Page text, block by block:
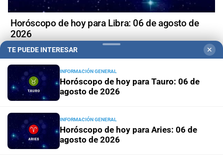
Horóscopo de hoy para Libra: 06 de agosto de
2026
TE PUEDE INTERESAR ✕
INFORMACIÓN GENERAL
Horóscopo de hoy para Tauro: 06 de
agosto de 2026
INFORMACIÓN GENERAL
Horóscopo de hoy para Aries: 06 de
agosto de 2026